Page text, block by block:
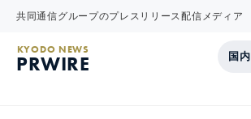
共同通信グループのプレスリリース配信メディア
国内
KYODO NEWS
PRWIRE